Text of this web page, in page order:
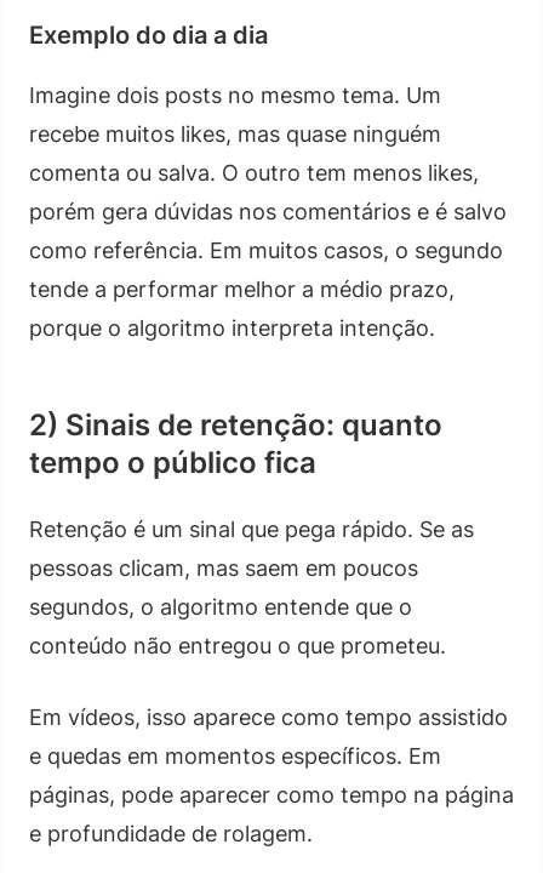
Exemplo do dia a dia
Imagine dois posts no mesmo tema. Um
recebe muitos likes, mas quase ninguém
comenta ou salva. O outro tem menos likes,
porém gera dúvidas nos comentários e é salvo
como referência. Em muitos casos, o segundo
tende a performar melhor a médio prazo,
porque o algoritmo interpreta intenção.
2) Sinais de retenção: quanto
tempo o público fica
Retenção é um sinal que pega rápido. Se as
pessoas clicam, mas saem em poucos
segundos, o algoritmo entende que o
conteúdo não entregou o que prometeu.
Em vídeos, isso aparece como tempo assistido
e quedas em momentos específicos. Em
páginas, pode aparecer como tempo na página
e profundidade de rolagem.